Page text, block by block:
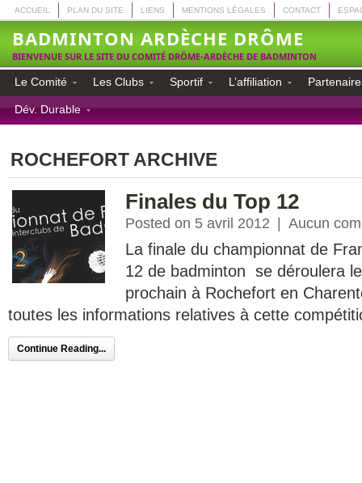
ACCUEIL PLAN DU SITE LIENS MENTIONS LÉGALES CONTACT
BADMINTON ARDÈCHE DRÔME
BIENVENUE SUR LE SITE DU COMITÉ DRÔME-ARDÈCHE DE BADMINTON
Le Comité Les Clubs Sportif L’affiliation
Dév. Durable
ROCHEFORT ARCHIVE
Finales du Top 12
Posted on 5 avril 2012 Aucun
La finale du championnat de
12 de badminton se déroulera
prochain à Rochefort en
toutes les informations relatives à cette
Continue Reading...